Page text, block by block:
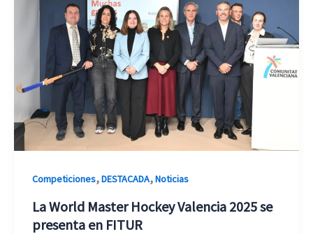
Competiciones,DESTACADA,Noticias
La World Master Hockey Valencia 2025 se
presenta en FITUR